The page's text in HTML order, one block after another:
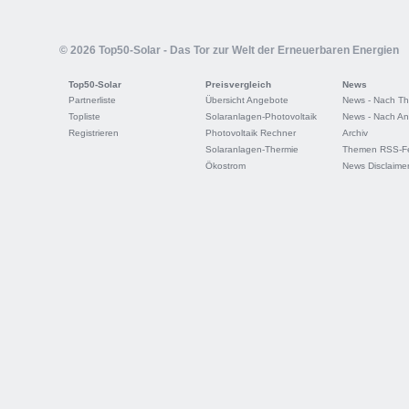
© 2026 Top50-Solar - Das Tor zur Welt der Erneuerbaren Energien
Top50-Solar
Partnerliste
Topliste
Registrieren
Preisvergleich
Übersicht Angebote
Solaranlagen-Photovoltaik
Photovoltaik Rechner
Solaranlagen-Thermie
Ökostrom
News
News - Nach
News - Nach
Archiv
Themen RSS-
News Disclaimer